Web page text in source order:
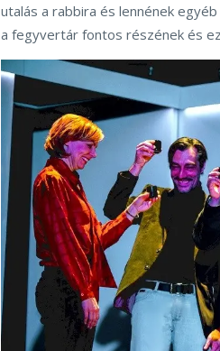
utalás a rabbira és lennének
a fegyvertár fontos részének és